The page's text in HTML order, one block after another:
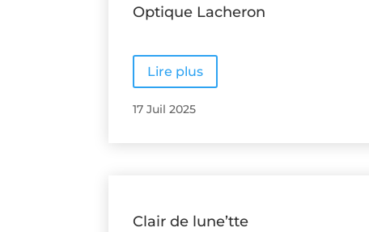
Optique Lacheron
Lire plus
17 Juil 2025
Clair de lune’tte